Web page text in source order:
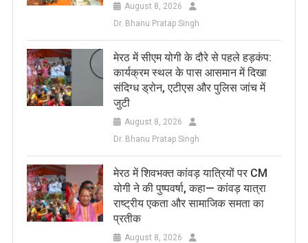
August 8, 2026
Dr. Bhanu Pratap Singh
मेरठ में सीएम योगी के दौरे से पहले हड़कंप:
कार्यक्रम स्थल के पास आसमान में दिखा
संदिग्ध ड्रोन, एटीएस और पुलिस जांच में
जुटी
August 8, 2026
Dr. Bhanu Pratap Singh
मेरठ में शिवभक्त कांवड़ यात्रियों पर CM
योगी ने की पुष्पवर्षा, कहा— कांवड़ यात्रा
राष्ट्रीय एकता और सामाजिक समता का
प्रतीक
August 8, 2026